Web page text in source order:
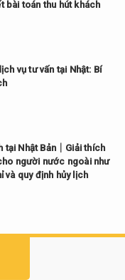
bài toán thu hút khách
vụ tư vấn tại Nhật: Bí
tại Nhật Bản｜Giải thích
người nước ngoài như
và quy định hủy lịch